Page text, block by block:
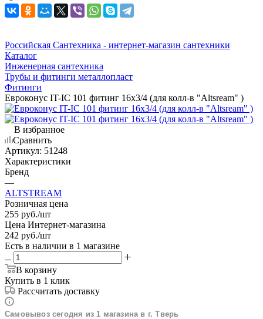
Российская Сантехника - интернет-магазин сантехники
Каталог
Инженерная сантехника
Трубы и фитинги металлопласт
Фитинги
Евроконус IT-IC 101 фитинг 16х3/4 (для колл-в "Altsream" )
В избранное
Сравнить
Артикул: 51248
Характеристики
Бренд
—
ALTSTREAM
Розничная цена
255 руб./шт
Цена Интернет-магазина
242 руб./шт
Есть в наличии в 1 магазине
В корзину
Купить в 1 клик
Рассчитать доставку
Самовывоз сегодня из 1 магазина в г. Тверь